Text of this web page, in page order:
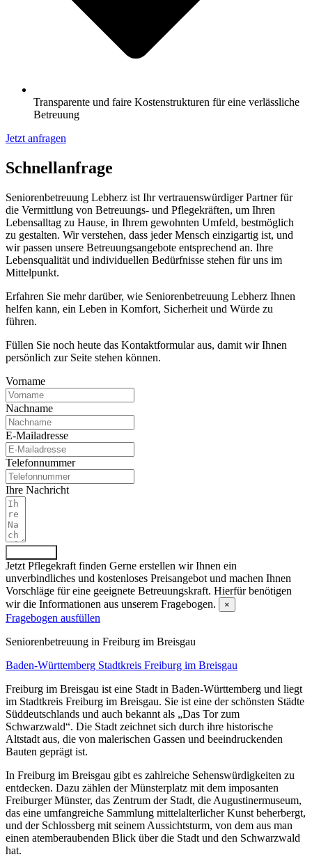
Transparente und faire Kostenstrukturen für eine verlässliche
Betreuung
Jetzt anfragen
Schnell­anfrage
Seniorenbetreuung Lebherz ist Ihr vertrauenswürdiger Partner für
die Vermittlung von Betreuungs- und Pflegekräften, um Ihren
Lebensalltag zu Hause, in Ihrem gewohnten Umfeld, bestmöglich
zu gestalten. Wir verstehen, dass jeder Mensch einzigartig ist, und
wir passen unsere Betreuungsangebote entsprechend an. Ihre
Lebensqualität und individuellen Bedürfnisse stehen für uns im
Mittelpunkt.
Erfahren Sie mehr darüber, wie Seniorenbetreuung Lebherz Ihnen
helfen kann, ein Leben in Komfort, Sicherheit und Würde zu
führen.
Füllen Sie noch heute das Kontaktformular aus, damit wir Ihnen
persönlich zur Seite stehen können.
Vorname
Nachname
E-Mailadresse
Telefonnummer
Ihre Nachricht
Jetzt Pflegekraft finden Gerne erstellen wir Ihnen ein
unverbindliches und kostenloses Preisangebot und machen Ihnen
Vorschläge für eine geeignete Betreuungskraft. Hierfür benötigen
wir die Informationen aus unserem Fragebogen.
×
Fragebogen ausfüllen
Senioren­betreuung in Freiburg im Breisgau
Baden-Württemberg Stadtkreis Freiburg im Breisgau
Freiburg im Breisgau ist eine Stadt in Baden-Württemberg und liegt
im Stadtkreis Freiburg im Breisgau. Sie ist eine der schönsten Städte
Süddeutschlands und auch bekannt als „Das Tor zum
Schwarzwald“. Die Stadt zeichnet sich durch ihre historische
Altstadt aus, die von malerischen Gassen und beeindruckenden
Bauten geprägt ist.
In Freiburg im Breisgau gibt es zahlreiche Sehenswürdigkeiten zu
entdecken. Dazu zählen der Münsterplatz mit dem imposanten
Freiburger Münster, das Zentrum der Stadt, die Augustinermuseum,
das eine umfangreiche Sammlung mittelalterlicher Kunst beherbergt,
und der Schlossberg mit seinem Aussichtsturm, von dem aus man
einen atemberaubenden Blick über die Stadt und den Schwarzwald
hat.